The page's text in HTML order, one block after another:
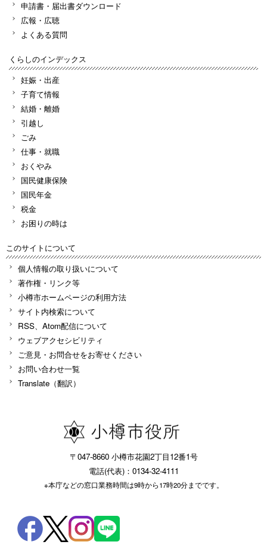
申請書・届出書ダウンロード
広報・広聴
よくある質問
くらしのインデックス
妊娠・出産
子育て情報
結婚・離婚
引越し
ごみ
仕事・就職
おくやみ
国民健康保険
国民年金
税金
お困りの時は
このサイトについて
個人情報の取り扱いについて
著作権・リンク等
小樽市ホームページの利用方法
サイト内検索について
RSS、Atom配信について
ウェブアクセシビリティ
ご意見・お問合せをお寄せください
お問い合わせ一覧
Translate（翻訳）
〒047-8660 小樽市花園2丁目12番1号
電話(代表)：0134-32-4111
※本庁などの窓口業務時間は9時から17時20分までです。